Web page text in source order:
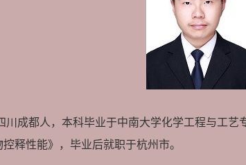
川成都人，本科毕业于中南大学化学工程与工
释性能》，毕业后就职于杭州市。